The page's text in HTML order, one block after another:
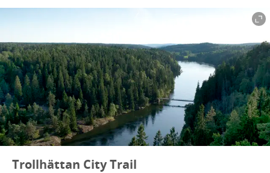
Trollhättan City Trail